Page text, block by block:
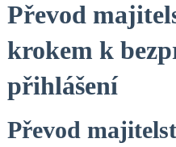
Převod
krokem k
přihlášení
Převod